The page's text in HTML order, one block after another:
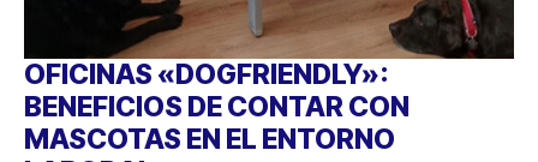
OFICINAS «DOGFRIENDLY»:
BENEFICIOS DE CONTAR CON
MASCOTAS EN EL ENTORNO